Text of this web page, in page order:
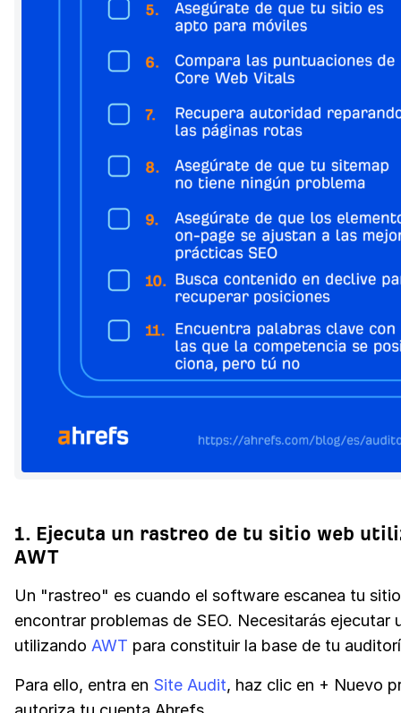
1. Ejecuta un rastreo de tu sitio web
AWT
Un "rastreo" es cuando el software escanea tu
encontrar problemas de SEO. Necesitarás ejecutar
utilizando AWT para constituir la base de tu
Para ello, entra en Site Audit, haz clic en + Nuevo